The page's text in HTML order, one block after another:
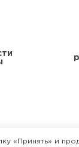
«Принять» и